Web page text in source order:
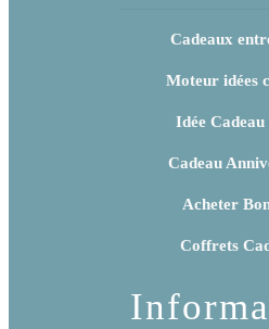
Cadeaux
Moteur idées
Idée
Cadeau
Acheter
Coffrets